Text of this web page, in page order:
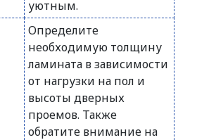
уютным.
Определите
необходимую толщину
ламината в зависимости
от нагрузки на пол и
высоты дверных
проемов. Также
обратите внимание на